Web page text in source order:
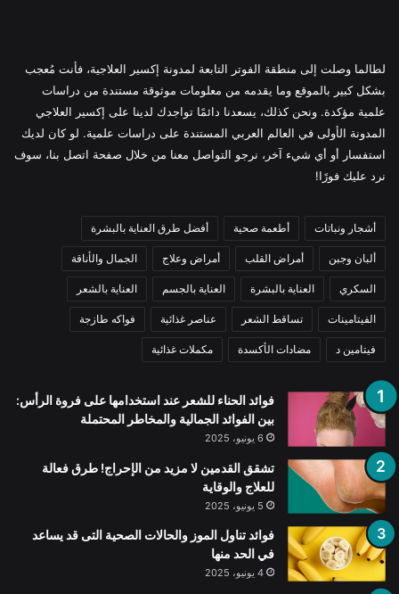
لطالما وصلت إلى منطقة الفوتر التابعة لمدونة إكسير العلاجية، فأنت مُعجب
بشكل كبير بالموقع وما يقدمه من معلومات موثوقة مستندة من دراسات
علمية مؤكدة. ونحن كذلك، يسعدنا دائمًا تواجدك لدينا على إكسير العلاجي
المدونة الأولى في العالم العربي المستندة على دراسات علمية. لو كان لديك
استفسار أو أي شيء آخر، نرجو التواصل معنا من خلال صفحة اتصل بنا، سوف
نرد عليك فورًا!
أشجار ونباتات أطعمة صحية أفضل طرق العناية بالبشرة
ألبان وجبن أمراض القلب أمراض وعلاج الجمال والأناقة
السكري العناية بالبشرة العناية بالجسم العناية بالشعر
الفيتامينات تساقط الشعر عناصر غذائية فواكه طازجة
فيتامين د مضادات الأكسدة مكملات غذائية
فوائد الحناء للشعر عند استخدامها على فروة الرأس:
بين الفوائد الجمالية والمخاطر المحتملة
6 يونيو، 2025
تشقق القدمين لا مزيد من الإحراج! طرق فعالة
للعلاج والوقاية
5 يونيو، 2025
فوائد تناول الموز والحالات الصحية التى قد يساعد
في الحد منها
4 يونيو، 2025